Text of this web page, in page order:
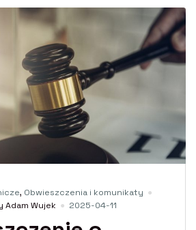
, Obwieszczenia i komunikaty
Adam Wujek
2025-04-11